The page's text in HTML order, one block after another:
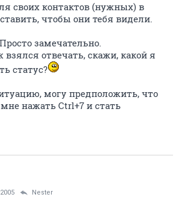
своих контактов (нужных) в
чтобы они тебя видели.
замечательно.
взялся отвечать, скажи, какой я
статус?
могу предположить, что
нажать Ctrl+7 и стать
Nestеr